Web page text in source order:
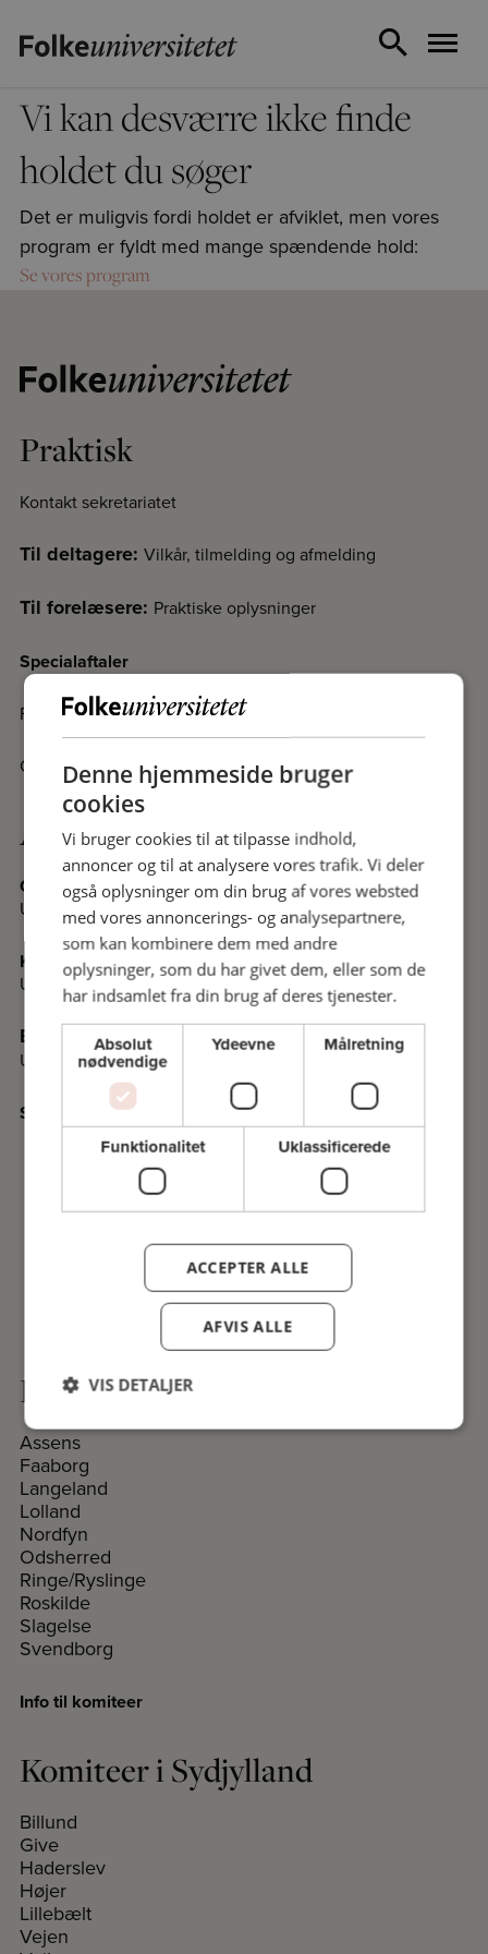
Vi kan desværre ikke finde
holdet du søger
Det er muligvis fordi holdet er afviklet, men vores
program er fyldt med mange spændende hold:
Se vores program
Praktisk
Kontakt sekretariatet
Til deltagere: Vilkår, tilmelding og afmelding
Til forelæsere: Praktiske oplysninger
Specialaftaler
Fakta om Folkeuniversitetet
Cookiedeklaration
Afdelinger
Odense
Undervisningssteder i Odense
Kolding
Undervisningssteder i Kolding
Esbjerg
Undervisningssteder i Esbjerg
Se det nyeste program i PDF
Komiteer på Fyn og øerne
Assens
Faaborg
Langeland
Lolland
Nordfyn
Odsherred
Ringe/Ryslinge
Roskilde
Slagelse
Svendborg
Info til komiteer
Komiteer i Sydjylland
Billund
Give
Haderslev
Højer
Lillebælt
Vejen
Denne hjemmeside bruger
cookies
Vi bruger cookies til at tilpasse indhold,
annoncer og til at analysere vores trafik. Vi deler
også oplysninger om din brug af vores websted
med vores annoncerings- og analysepartnere,
som kan kombinere dem med andre
oplysninger, som du har givet dem, eller som de
har indsamlet fra din brug af deres tjenester.
Absolut
nødvendige
Ydeevne Målretning
Funktionalitet Uklassificerede
ACCEPTER ALLE
AFVIS ALLE
VIS DETALJER